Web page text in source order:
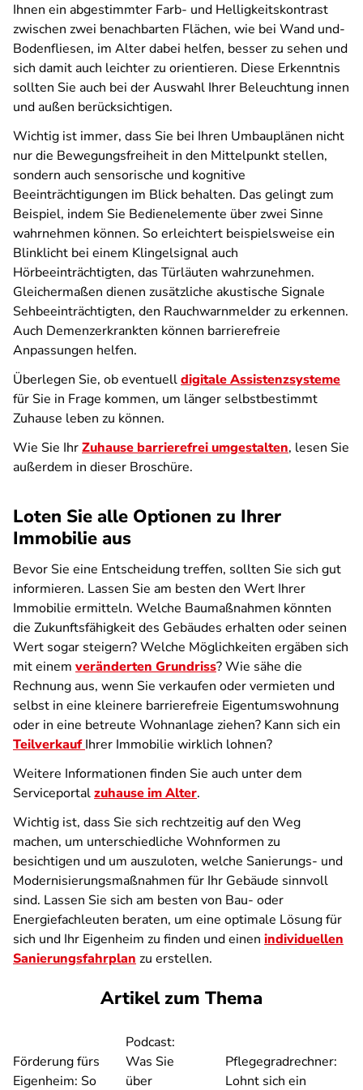
Ihnen ein ­abgestimmter Farb- und Helligkeitskontrast
zwischen ­zwei­ benach­­barten­ Flächen, wie ­bei Wand­­ und­
Bodenfliesen, im Alter dabei helfen, besser zu sehen und
sich damit auch leichter zu orientieren. Diese Erkenntnis
sollten Sie auch bei der Auswahl Ihrer Beleuchtung innen
und außen berücksichtigen.
Wichtig ist immer, dass Sie bei Ihren Umbauplänen nicht
nur die Bewegungsfreiheit in den Mittelpunkt stellen,
sondern auch sensorische und kognitive
Beeinträchtigungen im Blick behalten. Das gelingt zum
Beispiel, indem Sie Bedienelemente über zwei Sinne
wahrnehmen können. So erleichtert beispielsweise ein
Blinklicht bei einem Klingelsignal auch
Hörbeeinträchtigten, das Türläuten wahrzunehmen.
Gleichermaßen dienen zusätzliche akustische Signale
Sehbeeinträchtigten, den Rauchwarnmelder zu erkennen.
Auch Demenzerkrankten können barrierefreie
Anpassungen helfen.
Überlegen Sie, ob eventuelldigitale Assistenzsysteme
für Sie in Frage kommen, um länger selbstbestimmt
Zuhause leben zu können.
Wie Sie IhrZuhause barrierefrei umgestalten, lesen Sie
außerdem in dieser Broschüre.
Loten Sie alle Optionen zu Ihrer
Immobilie aus
Bevor Sie eine Entscheidung treffen, sollten Sie sich gut
informieren. Lassen Sie am besten den Wert Ihrer
Immobilie ermitteln. Welche Baumaßnahmen könnten
die Zukunftsfähigkeit des Gebäudes erhalten oder seinen
Wert sogar steigern? Welche Möglichkeiten ergäben sich
mit einem veränderten Grundriss? Wie sähe die
Rechnung aus, wenn Sie verkaufen oder vermieten und
selbst in eine kleinere barrierefreie Eigentumswohnung
oder in eine betreute Wohnanlage ziehen? Kann sich ein
TeilverkaufIhrer Immobilie wirklich lohnen?
Weitere Informationen finden Sie auch unter dem
Serviceportalzuhause im Alter.
Wichtig ist, dass Sie sich rechtzeitig auf den Weg
machen, um unterschiedliche Wohnformen zu
besichtigen und um auszuloten, welche Sanierungs- und
Modernisierungsmaßnahmen für Ihr Gebäude sinnvoll
sind. Lassen Sie sich am besten von Bau- oder
Energiefachleuten beraten, um eine optimale Lösung für
sich und Ihr Eigenheim zu finden und einen individuellen
Sanierungsfahrplan zu erstellen.
Artikel zum Thema
Förderung fürs
Eigenheim: So
Podcast:
Was Sie
über
Pflegegradrechner:
Lohnt sich ein